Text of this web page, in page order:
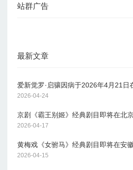
站群广告
最新文章
爱新觉罗·启骧因病于2026年4月21日
2026-04-24
京剧《霸王别姬》经典剧目即将在北
2026-04-17
黄梅戏《女驸马》经典剧目即将在安
2026-04-15